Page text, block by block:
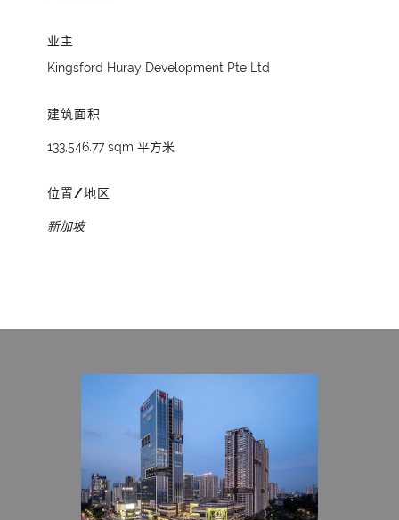
业主
Kingsford Huray Development Pte Ltd
建筑面积
133,546.77 sqm 平方米
位置/地区
新加坡